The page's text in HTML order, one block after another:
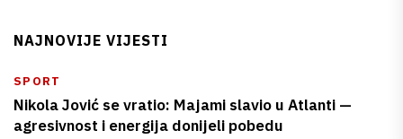
NAJNOVIJE VIJESTI
SPORT
Nikola Jović se vratio: Majami slavio u Atlanti —
agresivnost i energija donijeli pobedu